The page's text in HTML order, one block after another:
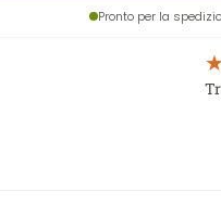
Pronto per la